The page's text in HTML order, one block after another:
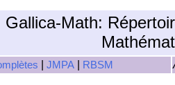
Gallica-Math:
JMPA RBSM